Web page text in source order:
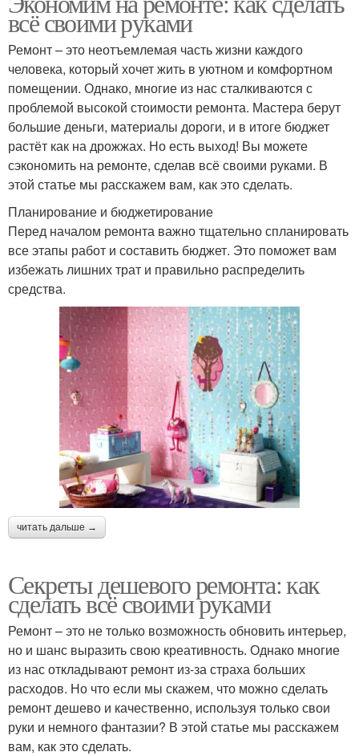
всё своими руками
Ремонт – это неотъемлемая часть жизни каждого
человека, который хочет жить в уютном и комфортном
помещении. Однако, многие из нас сталкиваются с
проблемой высокой стоимости ремонта. Мастера берут
большие деньги, материалы дороги, и в итоге бюджет
растёт как на дрожжах. Но есть выход! Вы можете
сэкономить на ремонте, сделав всё своими руками. В
этой статье мы расскажем вам, как это сделать.
Планирование и бюджетирование
Перед началом ремонта важно тщательно спланировать
все этапы работ и составить бюджет. Это поможет вам
избежать лишних трат и правильно распределить
средства.
читать дальше →
Секреты дешевого ремонта: как
сделать всё своими руками
Ремонт – это не только возможность обновить интерьер,
но и шанс выразить свою креативность. Однако многие
из нас откладывают ремонт из-за страха больших
расходов. Но что если мы скажем, что можно сделать
ремонт дешево и качественно, используя только свои
руки и немного фантазии? В этой статье мы расскажем
вам, как это сделать.